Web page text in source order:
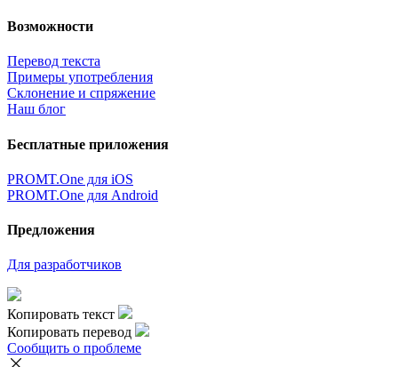
Возможности
Перевод текста
Примеры употребления
Склонение и спряжение
Наш блог
Бесплатные приложения
PROMT.One для iOS
PROMT.One для Android
Предложения
Для разработчиков
Копировать текст
Копировать перевод
Сообщить о проблеме